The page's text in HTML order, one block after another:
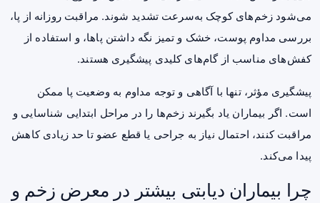
می‌شود زخم‌های کوچک به‌سرعت تشدید شوند. مراقبت روزانه از پا،
بررسی مداوم پوست، خشک و تمیز نگه داشتن پاها، و استفاده از
کفش‌های مناسب از گام‌های کلیدی پیشگیری هستند.
پیشگیری مؤثر، تنها با آگاهی و توجه مداوم به وضعیت پا ممکن
است. اگر بیماران یاد بگیرند زخم‌ها را در مراحل ابتدایی شناسایی و
مراقبت کنند، احتمال نیاز به جراحی یا قطع عضو تا حد زیادی کاهش
پیدا می‌کند.
چرا بیماران دیابتی بیشتر در معرض زخم و